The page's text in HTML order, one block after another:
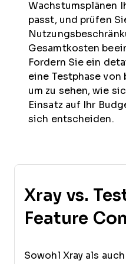
Wachstumsplänen
passt, und prüfen
Gesamtkosten
Fordern Sie ein
eine Testphase von
um zu sehen, wie
Einsatz auf Ihr
sich entscheiden.
Xray vs.
Feature
Sowohl Xray als